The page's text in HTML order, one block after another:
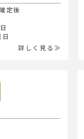
定後
詳しく見る≫